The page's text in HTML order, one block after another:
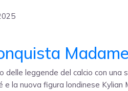
delle leggende del calcio con
e la nuova figura londinese